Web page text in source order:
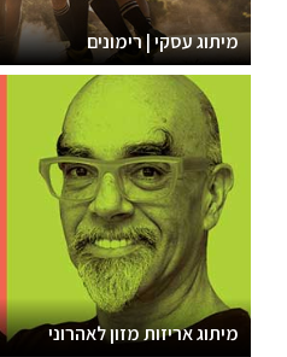
מיתוג עסקי | רימונים
מיתוג אריזות מזון לאהרוני